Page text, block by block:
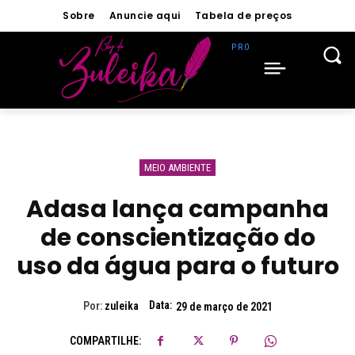
Sobre Anuncie aqui Tabela de preços
MEIO AMBIENTE
Adasa lança campanha
de conscientização do
uso da água para o futuro
Por: zuleika Data: 29 de março de 2021
COMPARTILHE: